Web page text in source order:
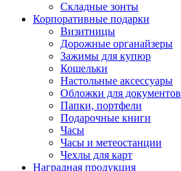
Складные зонты
Корпоративные подарки
Визитницы
Дорожные органайзеры
Зажимы для купюр
Кошельки
Настольные аксессуары
Обложки для документов
Папки, портфели
Подарочные книги
Часы
Часы и метеостанции
Чехлы для карт
Наградная продукция